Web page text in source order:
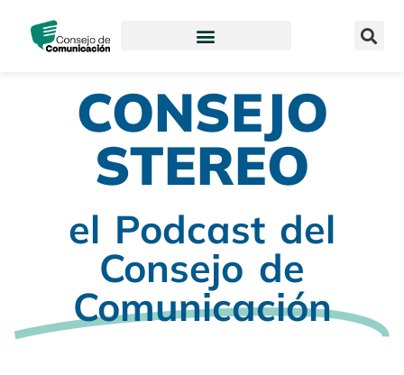
contenido
CONSEJO
STEREO
el Podcast del
Consejo de
Comunicación